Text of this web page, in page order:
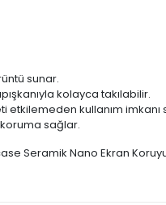
sunar.
kolayca takılabilir.
etkilemeden kullanım imkanı
sağlar.
Seramik Nano Ekran